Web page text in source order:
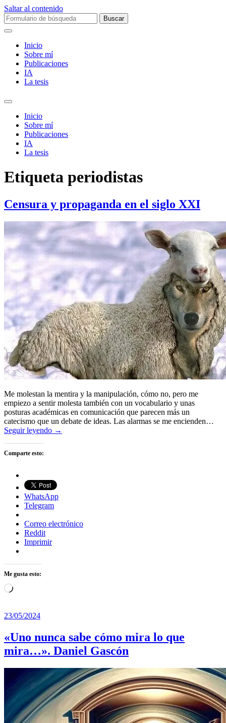
Saltar al contenido
Buscar:
Inicio
Sobre mí­
Publicaciones
IA
La tesis
Alternar
campo
búsqueda
Inicio
Sobre mí­
Publicaciones
IA
La tesis
Etiqueta periodistas
Censura y propaganda en el siglo XXI
Me molestan la mentira y la manipulación, cómo no, pero me
empiezo a sentir molesta también con un vocabulario y unas
posturas académicas en comunicación que parecen más un
catecismo que un debate de ideas. Las alarmas se me encienden…
Seguir leyendo →
Comparte esto:
WhatsApp
Telegram
Correo electrónico
Reddit
Imprimir
Me gusta esto:
Cargando...
23/05/2024
«Uno nunca sabe cómo mira lo que
mira…». Daniel Gascón